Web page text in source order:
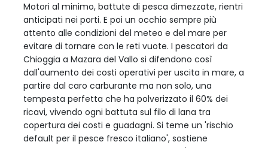
Motori al minimo, battute di pesca dimezzate, rientri
anticipati nei porti. E poi un occhio sempre più
attento alle condizioni del meteo e del mare per
evitare di tornare con le reti vuote. I pescatori da
Chioggia a Mazara del Vallo si difendono così
dall'aumento dei costi operativi per uscita in mare, a
partire dal caro carburante ma non solo, una
tempesta perfetta che ha polverizzato il 60% dei
ricavi, vivendo ogni battuta sul filo di lana tra
copertura dei costi e guadagni. Si teme un 'rischio
default per il pesce fresco italiano', sostiene